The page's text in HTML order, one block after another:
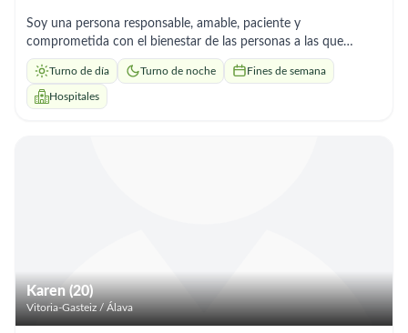
Soy una persona responsable, amable, paciente y
comprometida con el bienestar de las personas a las que
atiendo. Disfruto ofreciendo compañía y apoyo a personas
mayores, ayudándolas en sus necesidades diarias y procurando
que se sientan seguras, cómodas y bien atendidas. Tengo una
Turno de día Turno de noche Fines de semana
Hospitales
Karen (20)
Vitoria-Gasteiz / Álava